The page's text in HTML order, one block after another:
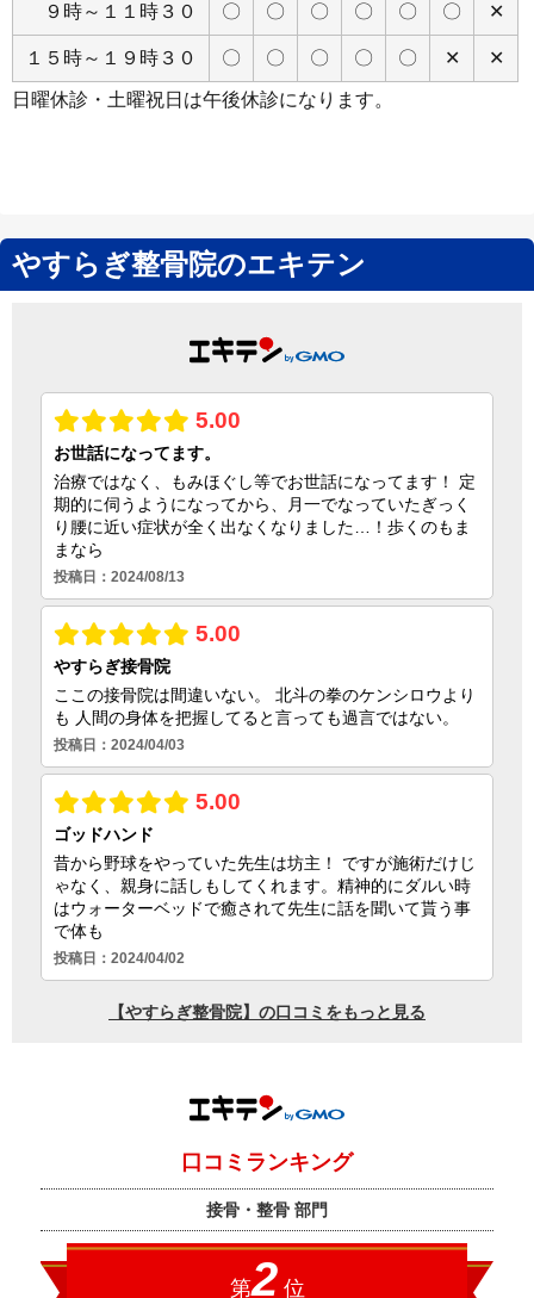
９時～１１時３０ 〇 〇 〇 〇 〇 〇 ✕
１５時～１９時３０ 〇 〇 〇 〇 〇 ✕ ✕
日曜休診・土曜祝日は午後休診になります。
やすらぎ整骨院のエキテン